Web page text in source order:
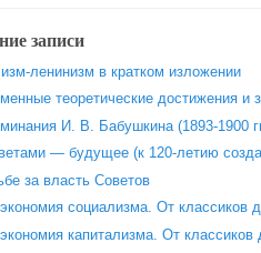
записи
ленинизм в кратком изложении
теоретические достижения и
И. В. Бабушкина (1893-1900
— будущее (к 120‑летию
за власть Советов
социализма. От классиков
капитализма. От